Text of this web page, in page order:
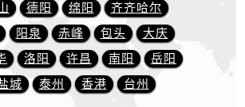
德阳 绵阳
齐齐哈尔
阳泉 赤峰 包头
大庆
洛阳 许昌 南阳
岳阳
城 泰州 香港 台州